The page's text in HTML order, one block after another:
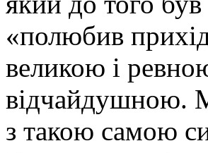
«полюбив
великою і
відчайдушною.
з такою самою